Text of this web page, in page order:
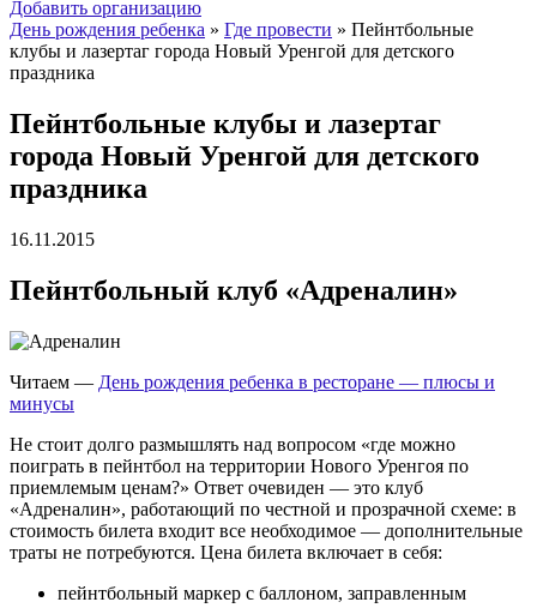
Добавить организацию
День рождения ребенка » Где провести » Пейнтбольные
клубы и лазертаг города Новый Уренгой для детского
праздника
Пейнтбольные клубы и лазертаг
города Новый Уренгой для детского
праздника
16.11.2015
Пейнтбольный клуб «Адреналин»
Читаем — День рождения ребенка в ресторане — плюсы и
минусы
Не стоит долго размышлять над вопросом «где можно
поиграть в пейнтбол на территории Нового Уренгоя по
приемлемым ценам?» Ответ очевиден — это клуб
«Адреналин», работающий по честной и прозрачной схеме: в
стоимость билета входит все необходимое — дополнительные
траты не потребуются. Цена билета включает в себя:
пейнтбольный маркер с баллоном, заправленным